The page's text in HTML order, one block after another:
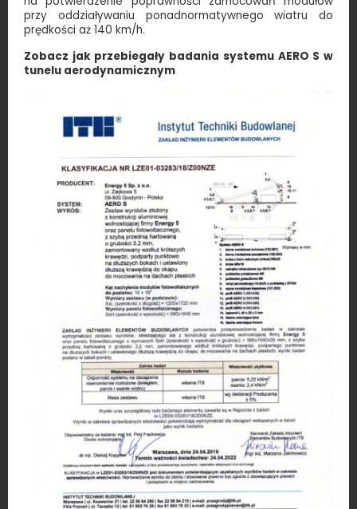
przy oddziaływaniu ponadnormatywnego wiatru do
prędkości aż 140 km/h.
Zobacz jak przebiegały badania systemu AERO S w
tunelu aerodynamicznym